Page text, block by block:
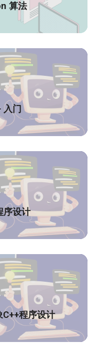
算法
入门
序设计
程序设计